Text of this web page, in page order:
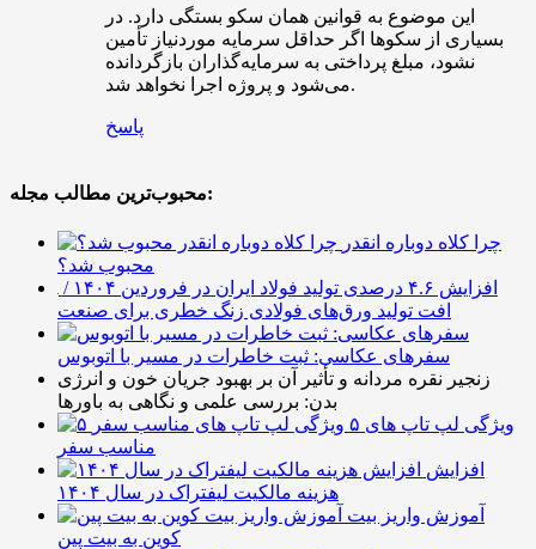
این موضوع به قوانین همان سکو بستگی دارد. در
بسیاری از سکوها اگر حداقل سرمایه موردنیاز تأمین
نشود، مبلغ پرداختی به سرمایه‌گذاران بازگردانده
می‌شود و پروژه اجرا نخواهد شد.
پاسخ
محبوب‌ترین مطالب مجله:
چرا کلاه دوباره انقدر
محبوب شد؟
افزایش ۴.۶ درصدی تولید فولاد ایران در فروردین ۱۴۰۴ /
افت تولید ورق‌های فولادی زنگ خطری برای صنعت
سفرهای عکاسی: ثبت خاطرات در مسیر با اتوبوس
زنجیر نقره مردانه و تأثیر آن بر بهبود جریان خون و انرژی
بدن: بررسی علمی و نگاهی به باورها
۵ ویژگی لپ تاپ های
مناسب سفر
افزایش
هزینه مالکیت لیفتراک در سال ۱۴۰۴
آموزش واریز بیت
کوین به بیت پین